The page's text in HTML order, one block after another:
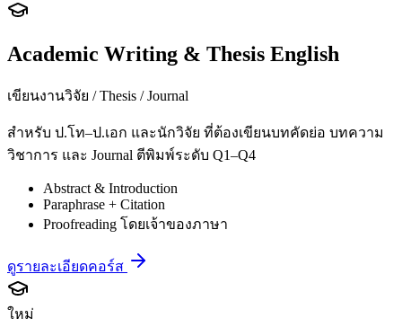
Academic Writing & Thesis English
เขียนงานวิจัย / Thesis / Journal
สำหรับ ป.โท–ป.เอก และนักวิจัย ที่ต้องเขียนบทคัดย่อ บทความ
วิชาการ และ Journal ตีพิมพ์ระดับ Q1–Q4
Abstract & Introduction
Paraphrase + Citation
Proofreading โดยเจ้าของภาษา
ดูรายละเอียดคอร์ส
ใหม่